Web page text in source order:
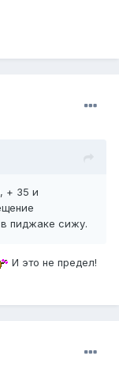
+ 35 и
пиджаке сижу.
И это не предел!